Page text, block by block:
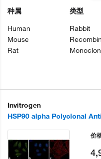
种属
Human
Mouse
Rat
类型
Rabbit
Invitrogen
HSP90 alpha Polyclonal
价